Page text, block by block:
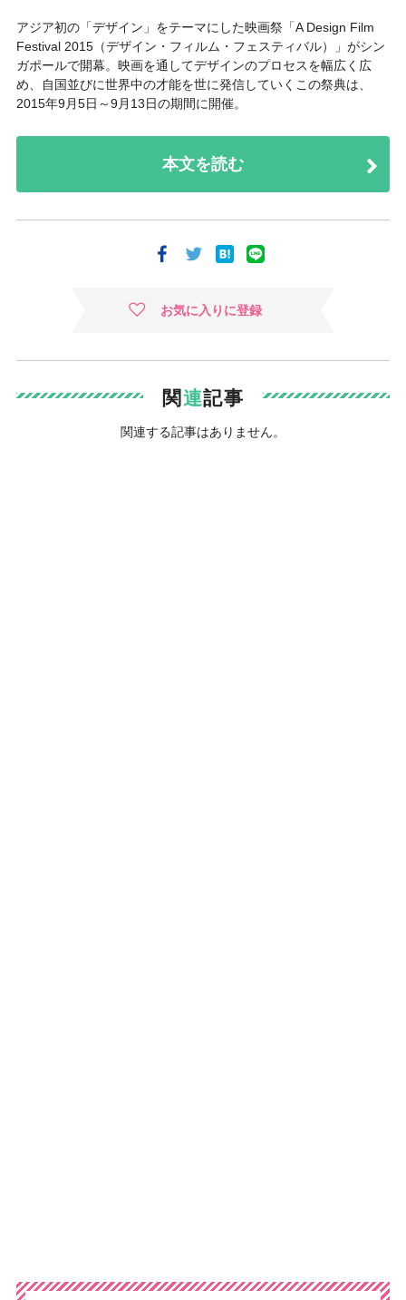
アジア初の「デザイン」をテーマにした映画祭「A Design Film
Festival 2015（デザイン・フィルム・フェスティバル）
」がシン
ガポールで開幕。映画を通してデザインのプロセスを幅広く広
め、自国並びに世界中の才能を世に発信していくこの祭典は、
2015年9月5日～9月13日の期間に開催。
本文を読む
お気に入りに登録
関連記事
関連する記事はありません。